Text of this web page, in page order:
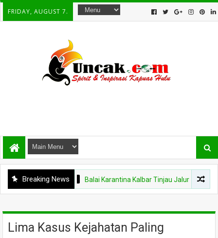
FRIDAY, AUGUST 7.
Breaking News
KAPUAS HULU Balai Karantina Kalbar Tinjau Jalur Tidak Resmi di
Lima Kasus Kejahatan Paling